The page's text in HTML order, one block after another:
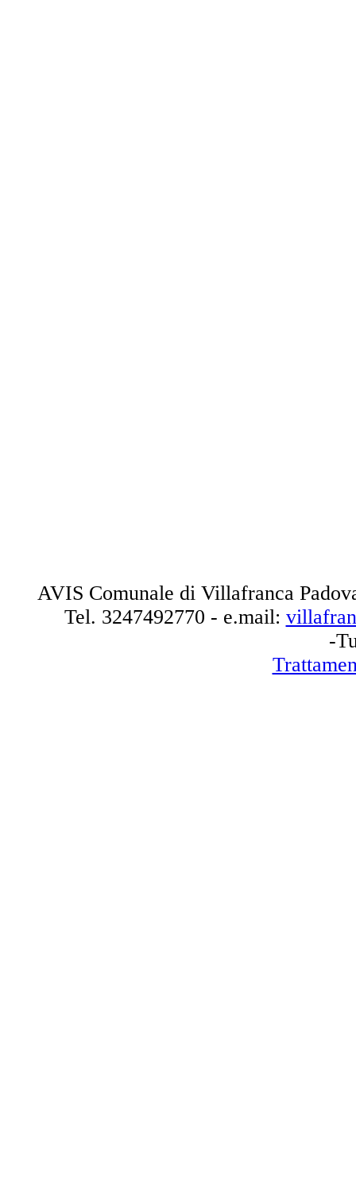
AVIS Comunale di Villafranca
Tel. 3247492770 - e.mail:
-